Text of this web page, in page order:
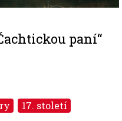
paní“
17. století